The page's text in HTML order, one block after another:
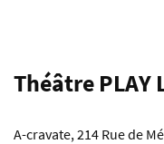
Théâtre PLAY
A-cravate, 214 Rue de